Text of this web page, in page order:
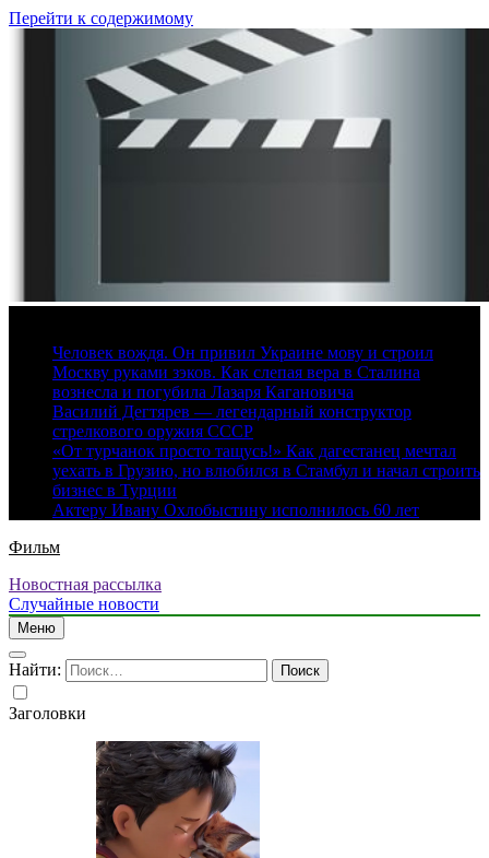
Перейти к содержимому
Человек вождя. Он привил Украине мову и строил
Москву руками зэков. Как слепая вера в Сталина
вознесла и погубила Лазаря Кагановича
Василий Дегтярев — легендарный конструктор
стрелкового оружия СССР
«От турчанок просто тащусь!» Как дагестанец мечтал
уехать в Грузию, но влюбился в Стамбул и начал строить
бизнес в Турции
Актеру Ивану Охлобыстину исполнилось 60 лет
Фильм
Новостная рассылка
Случайные новости
Меню
Найти:
Заголовки